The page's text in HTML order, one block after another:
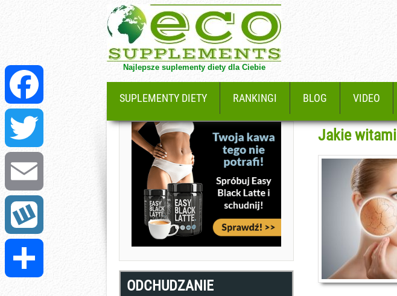
Najlepsze suplementy diety dla Ciebie
SUPLEMENTY DIETY RANKINGI BLOG VIDEO
Jakie
ODCHUDZANIE
Facebook
Twitter
Email